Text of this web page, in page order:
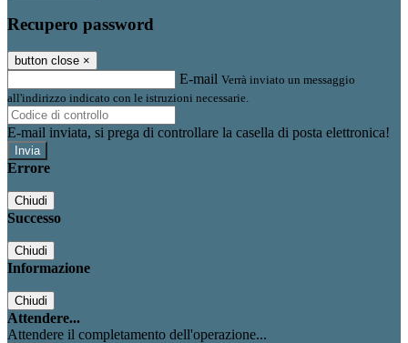
Recupero password
button close ×
E-mail Verrà inviato un messaggio
all'indirizzo indicato con le istruzioni necessarie.
E-mail inviata, si prega di controllare la casella di posta elettronica!
Errore
Chiudi
Successo
Chiudi
Informazione
Chiudi
Attendere...
Attendere il completamento dell'operazione...